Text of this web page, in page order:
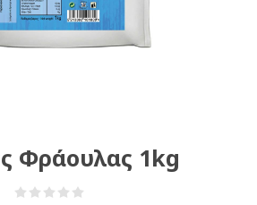
Φράουλας 1kg